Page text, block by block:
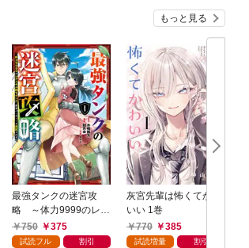
もっと見る
最強タンクの迷宮攻
略 ～体力9999のレア
スキル持ちタンク、勇
者パーティーを追放さ
750 375
試読フル 割引
灰宮先輩は怖くてかわ
いい 1巻
770
385
試読増量 割引